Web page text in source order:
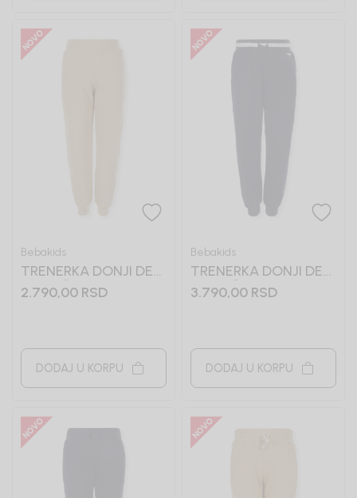
Bebakids
TRENERKA DONJI DEO
ZA DEČAKE BASIC
2.790,00 RSD
DODAJ U KORPU
Bebakids
TRENERKA DONJI DEO
ZA DEČAKE LARS
3.790,00 RSD
DODAJ U KORPU